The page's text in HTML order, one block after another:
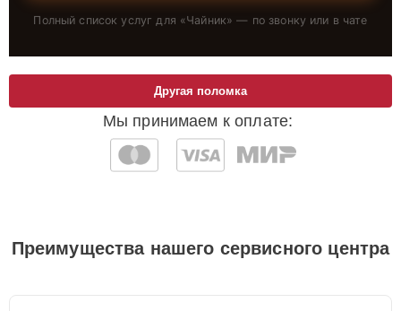
Полный список услуг для «Чайник» — по звонку или в чате
Мы принимаем к оплате:
Другая поломка
Преимущества нашего сервисного центра